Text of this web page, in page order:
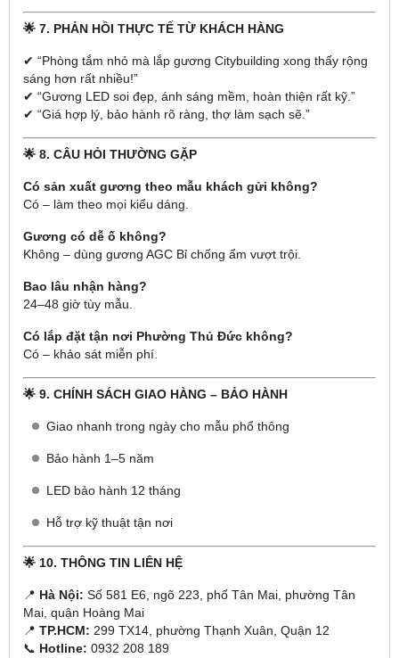
🌟 7. PHẢN HỒI THỰC TẾ TỪ KHÁCH HÀNG
✔ “Phòng tắm nhỏ mà lắp gương Citybuilding xong thấy rộng
sáng hơn rất nhiều!”
✔ “Gương LED soi đẹp, ánh sáng mềm, hoàn thiện rất kỹ.”
✔ “Giá hợp lý, bảo hành rõ ràng, thợ làm sạch sẽ.”
🌟 8. CÂU HỎI THƯỜNG GẶP
Có sản xuất gương theo mẫu khách gửi không?
Có – làm theo mọi kiểu dáng.
Gương có dễ ố không?
Không – dùng gương AGC Bỉ chống ẩm vượt trội.
Bao lâu nhận hàng?
24–48 giờ tùy mẫu.
Có lắp đặt tận nơi Phường Thủ Đức không?
Có – khảo sát miễn phí.
🌟 9. CHÍNH SÁCH GIAO HÀNG – BẢO HÀNH
Giao nhanh trong ngày cho mẫu phổ thông
Bảo hành 1–5 năm
LED bảo hành 12 tháng
Hỗ trợ kỹ thuật tận nơi
🌟 10. THÔNG TIN LIÊN HỆ
📍 Hà Nội: Số 581 E6, ngõ 223, phố Tân Mai, phường Tân
Mai, quận Hoàng Mai
📍 TP.HCM: 299 TX14, phường Thạnh Xuân, Quận 12
📞 Hotline: 0932 208 189